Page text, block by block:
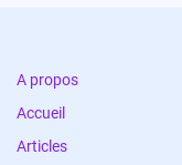
A propos
Accueil
Articles